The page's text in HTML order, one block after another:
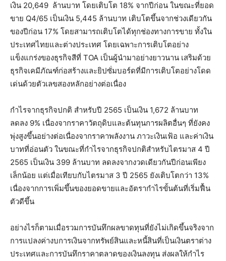
เงิน 20,649 ล้านบาท โดยเติบโต 18% จากปีก่อน ในขณะที่ยอด
ขาย Q4/65 เป็นเงิน 5,445 ล้านบาท เติบโตขึ้นจากช่วงเดียวกัน
ของปีก่อน 17% โดยสามารถเติบโตได้ทุกช่องทางการขาย ทั้งใน
ประเทศไทยและต่างประเทศ โดยเฉพาะการเติบโตอย่าง
แข็งแกร่งของธุรกิจสีที่ TOA เป็นผู้นำมาอย่างยาวนาน เสริมด้วย
ธุรกิจเคมีภัณฑ์ก่อสร้างและยิปซั่มบอร์ดที่มีการเติบโตอย่างโดด
เด่นด้วยตัวเลขสองหลักอย่างต่อเนื่อง
กำไรจากธุรกิจปกติ สำหรับปี 2565 เป็นเงิน 1,672 ล้านบาท
ลดลง 9% เนื่องจากราคาวัตถุดิบและต้นทุนการผลิตอื่นๆ ที่ยังคง
พุ่งสูงขึ้นอย่างต่อเนื่องจากราคาพลังงาน ภาวะเงินเฟ้อ และค่าเงิน
บาทที่อ่อนตัว ในขณะที่กำไรจากธุรกิจปกติสำหรับไตรมาส 4 ปี
2565 เป็นเงิน 399 ล้านบาท ลดลงจากงวดเดียวกันปีก่อนเพียง
เล็กน้อย แต่เมื่อเทียบกับไตรมาส 3 ปี 2565 ยังเติบโตกว่า 13%
เนื่องจากการเพิ่มขึ้นของยอดขายและอัตรากำไรขั้นต้นที่เริ่มฟื้น
ตัวดีขึ้น
อย่างไรก็ตามเมื่อรวมการบันทึกผลขาดทุนที่ยังไม่เกิดขึ้นจริงจาก
การแปลงค่างบการเงินจากทรัพย์สินและหนี้สินที่เป็นเงินตราต่าง
ประเทศและการบันทึกราคาตลาดของเงินลงทุน ส่งผลให้กำไร